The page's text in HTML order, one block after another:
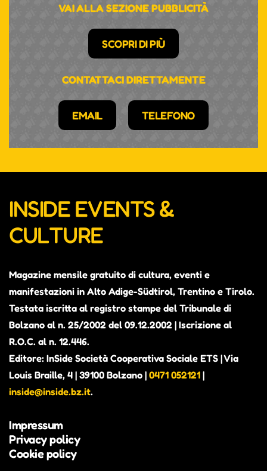
VAI ALLA SEZIONE PUBBLICITÀ
SCOPRI DI PIÙ
CONTATTACI DIRETTAMENTE
EMAIL TELEFONO
INSIDE EVENTS &
CULTURE
Magazine mensile gratuito di cultura, eventi e
manifestazioni in Alto Adige-Südtirol, Trentino e Tirolo.
Testata iscritta al registro stampe del Tribunale di
Bolzano al n. 25/2002 del 09.12.2002 | Iscrizione al
R.O.C. al n. 12.446.
Editore: InSide Società Cooperativa Sociale ETS | Via
Louis Braille, 4 | 39100 Bolzano | 0471 052121 |
inside@inside.bz.it.
Impressum
Privacy policy
Cookie policy